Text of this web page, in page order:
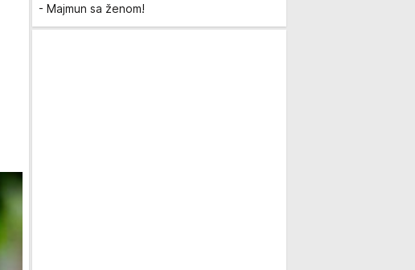
- Majmun sa ženom!